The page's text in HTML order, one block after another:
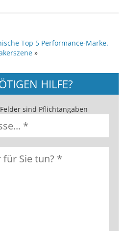
Top 5 Performance-Marke.
»
HILFE?
sind Pflichtangaben